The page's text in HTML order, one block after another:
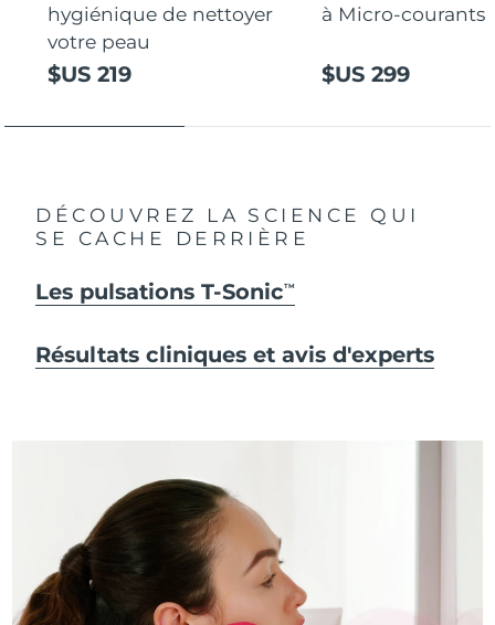
hygiénique de nettoyer
votre peau
$US 219
à Micro-courants
$US 299
DÉCOUVREZ LA SCIENCE QUI
SE CACHE DERRIÈRE
Les pulsations T-SonicTM
Résultats cliniques et avis d'experts